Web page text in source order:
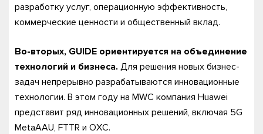
разработку услуг, операционную эффективность,
коммерческие ценности и общественный вклад.
Во-вторых, GUIDE ориентируется на объединение
технологий и бизнеса. Для решения новых бизнес-
задач непрерывно разрабатываются инновационные
технологии. В этом году на MWC компания Huawei
представит ряд инновационных решений, включая 5G
MetaAAU, FTTR и OXC.